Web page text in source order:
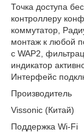
Точка доступа
контроллеру
коммутатор,
монтаж к любой
с WAP2,
индикатор
Интерфейс
Производитель
Vissonic (Китай)
Поддержка Wi-Fi